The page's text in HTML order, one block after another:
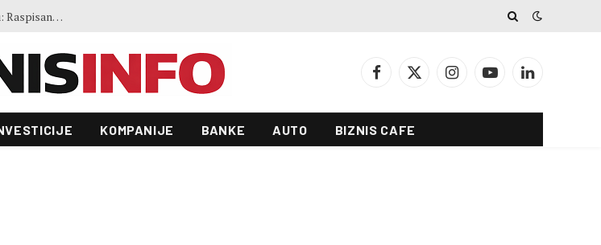
Zgrada Autocesta FBiH od 22 miliona KM ulazi u novu fazu: Raspisan tender vrijedan 70.000 KM
Facebook
X
InstagramYouTubeLinkedIn
KOMPANIJE BANKE AUTO BIZNIS CAFE